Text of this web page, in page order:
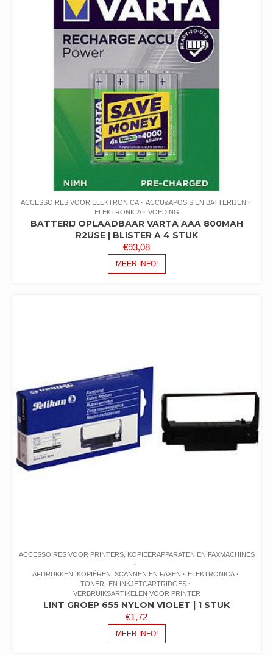
ACCESSOIRES VOOR ELEKTRONICA
ACCU&APOS;S EN BATTERIJEN
ELEKTRONICA
VOEDING
BATTERIJ OPLAADBAAR VARTA AAA 800MAH
R2USE | BLISTER A 4 STUK
€93,08
MEER INFO!
ACCESSOIRES VOOR PRINTERS, KOPIEERAPPARATEN EN FAXMACHINES
AFDRUKKEN, KOPIËREN, SCANNEN EN FAXEN
ELEKTRONICA
TONER- EN INKJETCARTRIDGES
VERBRUIKSARTIKELEN VOOR PRINTER
LINT GROEP 655 NYLON VIOLET | 1 STUK
€1,72
MEER INFO!